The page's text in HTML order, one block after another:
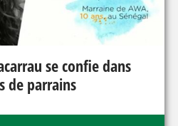
se confie dans
de parrains